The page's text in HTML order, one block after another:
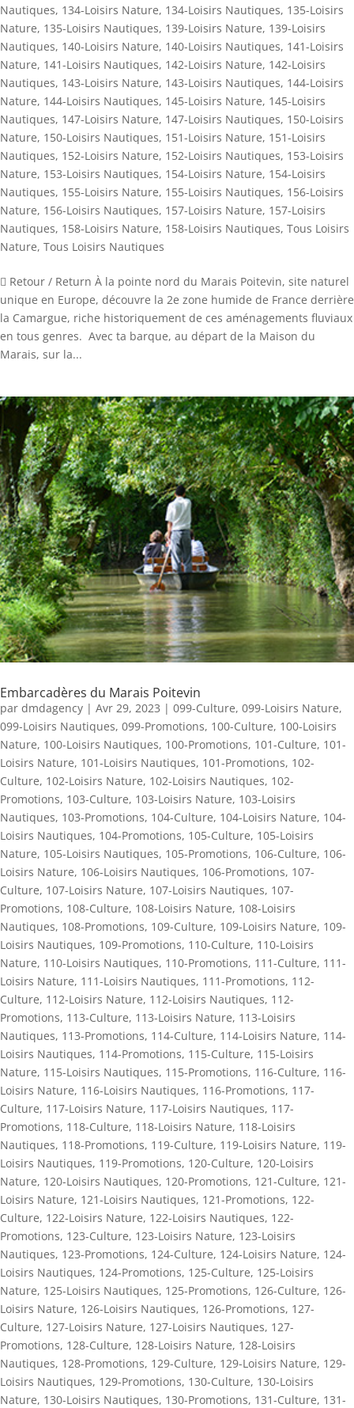
Nautiques, 134-Loisirs Nature, 134-Loisirs Nautiques, 135-Loisirs
Nature, 135-Loisirs Nautiques, 139-Loisirs Nature, 139-Loisirs
Nautiques, 140-Loisirs Nature, 140-Loisirs Nautiques, 141-Loisirs
Nature, 141-Loisirs Nautiques, 142-Loisirs Nature, 142-Loisirs
Nautiques, 143-Loisirs Nature, 143-Loisirs Nautiques, 144-Loisirs
Nature, 144-Loisirs Nautiques, 145-Loisirs Nature, 145-Loisirs
Nautiques, 147-Loisirs Nature, 147-Loisirs Nautiques, 150-Loisirs
Nature, 150-Loisirs Nautiques, 151-Loisirs Nature, 151-Loisirs
Nautiques, 152-Loisirs Nature, 152-Loisirs Nautiques, 153-Loisirs
Nature, 153-Loisirs Nautiques, 154-Loisirs Nature, 154-Loisirs
Nautiques, 155-Loisirs Nature, 155-Loisirs Nautiques, 156-Loisirs
Nature, 156-Loisirs Nautiques, 157-Loisirs Nature, 157-Loisirs
Nautiques, 158-Loisirs Nature, 158-Loisirs Nautiques, Tous Loisirs
Nature, Tous Loisirs Nautiques
 Retour / Return À la pointe nord du Marais Poitevin, site naturel
unique en Europe, découvre la 2e zone humide de France derrière
la Camargue, riche historiquement de ces aménagements fluviaux
en tous genres. Avec ta barque, au départ de la Maison du
Marais, sur la...
Embarcadères du Marais Poitevin
par dmdagency | Avr 29, 2023 | 099-Culture, 099-Loisirs Nature,
099-Loisirs Nautiques, 099-Promotions, 100-Culture, 100-Loisirs
Nature, 100-Loisirs Nautiques, 100-Promotions, 101-Culture, 101-
Loisirs Nature, 101-Loisirs Nautiques, 101-Promotions, 102-
Culture, 102-Loisirs Nature, 102-Loisirs Nautiques, 102-
Promotions, 103-Culture, 103-Loisirs Nature, 103-Loisirs
Nautiques, 103-Promotions, 104-Culture, 104-Loisirs Nature, 104-
Loisirs Nautiques, 104-Promotions, 105-Culture, 105-Loisirs
Nature, 105-Loisirs Nautiques, 105-Promotions, 106-Culture, 106-
Loisirs Nature, 106-Loisirs Nautiques, 106-Promotions, 107-
Culture, 107-Loisirs Nature, 107-Loisirs Nautiques, 107-
Promotions, 108-Culture, 108-Loisirs Nature, 108-Loisirs
Nautiques, 108-Promotions, 109-Culture, 109-Loisirs Nature, 109-
Loisirs Nautiques, 109-Promotions, 110-Culture, 110-Loisirs
Nature, 110-Loisirs Nautiques, 110-Promotions, 111-Culture, 111-
Loisirs Nature, 111-Loisirs Nautiques, 111-Promotions, 112-
Culture, 112-Loisirs Nature, 112-Loisirs Nautiques, 112-
Promotions, 113-Culture, 113-Loisirs Nature, 113-Loisirs
Nautiques, 113-Promotions, 114-Culture, 114-Loisirs Nature, 114-
Loisirs Nautiques, 114-Promotions, 115-Culture, 115-Loisirs
Nature, 115-Loisirs Nautiques, 115-Promotions, 116-Culture, 116-
Loisirs Nature, 116-Loisirs Nautiques, 116-Promotions, 117-
Culture, 117-Loisirs Nature, 117-Loisirs Nautiques, 117-
Promotions, 118-Culture, 118-Loisirs Nature, 118-Loisirs
Nautiques, 118-Promotions, 119-Culture, 119-Loisirs Nature, 119-
Loisirs Nautiques, 119-Promotions, 120-Culture, 120-Loisirs
Nature, 120-Loisirs Nautiques, 120-Promotions, 121-Culture, 121-
Loisirs Nature, 121-Loisirs Nautiques, 121-Promotions, 122-
Culture, 122-Loisirs Nature, 122-Loisirs Nautiques, 122-
Promotions, 123-Culture, 123-Loisirs Nature, 123-Loisirs
Nautiques, 123-Promotions, 124-Culture, 124-Loisirs Nature, 124-
Loisirs Nautiques, 124-Promotions, 125-Culture, 125-Loisirs
Nature, 125-Loisirs Nautiques, 125-Promotions, 126-Culture, 126-
Loisirs Nature, 126-Loisirs Nautiques, 126-Promotions, 127-
Culture, 127-Loisirs Nature, 127-Loisirs Nautiques, 127-
Promotions, 128-Culture, 128-Loisirs Nature, 128-Loisirs
Nautiques, 128-Promotions, 129-Culture, 129-Loisirs Nature, 129-
Loisirs Nautiques, 129-Promotions, 130-Culture, 130-Loisirs
Nature, 130-Loisirs Nautiques, 130-Promotions, 131-Culture, 131-